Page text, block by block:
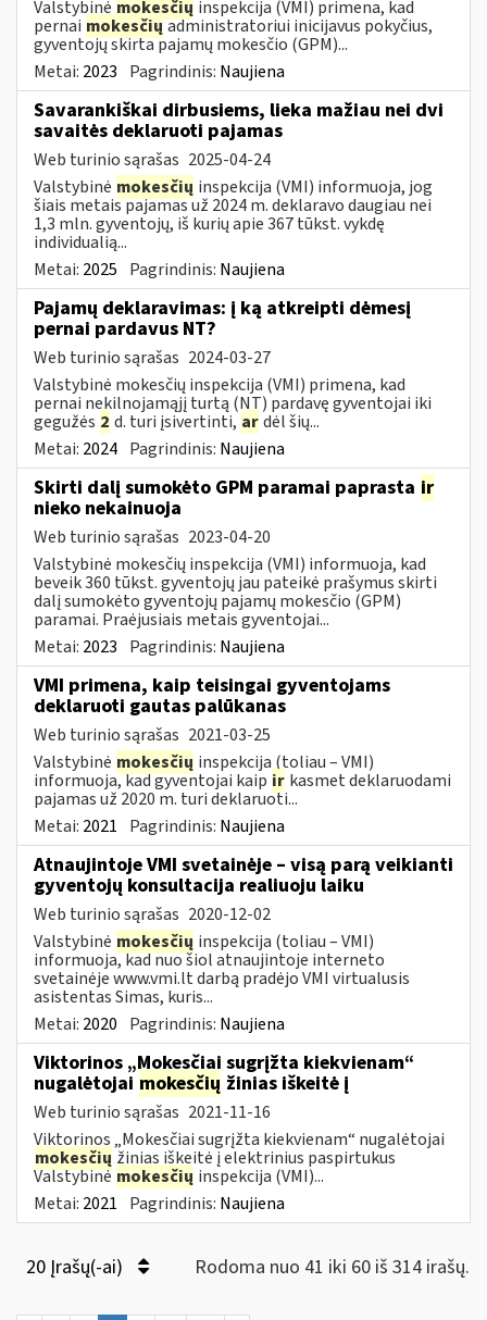
Valstybinė mokesčių inspekcija (VMI) primena, kad
pernai mokesčiųadministratoriui inicijavus pokyčius,
gyventojų skirta pajamų mokesčio (GPM)...
Metai: 2023 Pagrindinis: Naujiena
Savarankiškai dirbusiems, lieka mažiau nei dvi
savaitės deklaruoti pajamas
Web turinio sąrašas 2025-04-24
Valstybinė mokesčių inspekcija (VMI) informuoja, jog
šiais metais pajamas už 2024 m. deklaravo daugiau nei
1,3 mln. gyventojų, iš kurių apie 367 tūkst. vykdę
individualią...
Metai: 2025 Pagrindinis: Naujiena
Pajamų deklaravimas: į ką atkreipti dėmesį
pernai pardavus NT?
Web turinio sąrašas 2024-03-27
Valstybinė mokesčių inspekcija (VMI) primena, kad
pernai nekilnojamąjį turtą (NT) pardavę gyventojai iki
gegužės 2 d. turi įsivertinti, ardėl šių...
Metai: 2024 Pagrindinis: Naujiena
Skirti dalį sumokėto GPM paramai paprasta ir
nieko nekainuoja
Web turinio sąrašas 2023-04-20
Valstybinė mokesčių inspekcija (VMI) informuoja, kad
beveik 360 tūkst. gyventojų jau pateikė prašymus skirti
dalį sumokėto gyventojų pajamų mokesčio (GPM)
paramai. Praėjusiais metais gyventojai...
Metai: 2023 Pagrindinis: Naujiena
VMI primena, kaip teisingai gyventojams
deklaruoti gautas palūkanas
Web turinio sąrašas 2021-03-25
Valstybinė mokesčių inspekcija (toliau – VMI)
informuoja, kad gyventojai kaip ir kasmet deklaruodami
pajamas už 2020 m. turi deklaruoti...
Metai: 2021 Pagrindinis: Naujiena
Atnaujintoje VMI svetainėje – visą parą veikianti
gyventojų konsultacija realiuoju laiku
Web turinio sąrašas 2020-12-02
Valstybinė mokesčių inspekcija (toliau – VMI)
informuoja, kad nuo šiol atnaujintoje interneto
svetainėje www.vmi.lt darbą pradėjo VMI virtualusis
asistentas Simas, kuris...
Metai: 2020 Pagrindinis: Naujiena
Viktorinos „Mokesčiai sugrįžta kiekvienam“
nugalėtojai mokesčių žinias iškeitė į
Web turinio sąrašas 2021-11-16
Viktorinos „Mokesčiai sugrįžta kiekvienam“ nugalėtojai
mokesčių žinias iškeitė į elektrinius paspirtukus
Valstybinė mokesčių inspekcija (VMI)...
Metai: 2021 Pagrindinis: Naujiena
20 Įrašų(-ai) Rodoma nuo 41 iki 60 iš 314 irašų.